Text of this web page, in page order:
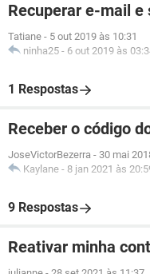
Recuperar e-mail e
Tatiane - 5 out 2019 às 10:31
ninha25 - 6 out 2019 às
1 Respostas
Receber o código
JoseVictorBezerra - 30 mai
Kaylane - 8 jan 2021 às
9 Respostas
Reativar minha